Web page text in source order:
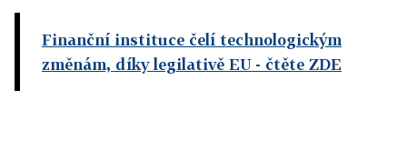
Finanční instituce čelí technologickým
změnám, díky legilativě EU- čtěte ZDE